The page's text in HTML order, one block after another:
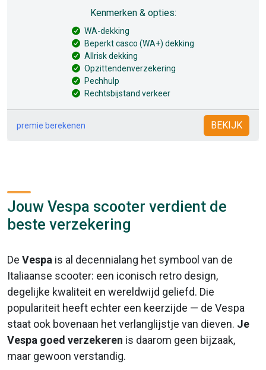
Kenmerken & opties:
WA-dekking
Beperkt casco (WA+) dekking
Allrisk dekking
Opzittendenverzekering
Pechhulp
Rechtsbijstand verkeer
premie berekenen BEKIJK
Jouw Vespa scooter verdient de
beste verzekering
De Vespa is al decennialang het symbool van de
Italiaanse scooter: een iconisch retro design,
degelijke kwaliteit en wereldwijd geliefd. Die
populariteit heeft echter een keerzijde — de Vespa
staat ook bovenaan het verlanglijstje van dieven. Je
Vespa goed verzekeren is daarom geen bijzaak,
maar gewoon verstandig.